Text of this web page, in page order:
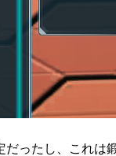
ったし、これは